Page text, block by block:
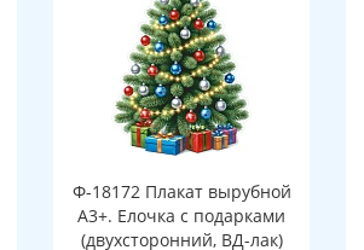
Ф-18172 Плакат вырубной
А3+. Елочка с подарками
(двухсторонний, ВД-лак)